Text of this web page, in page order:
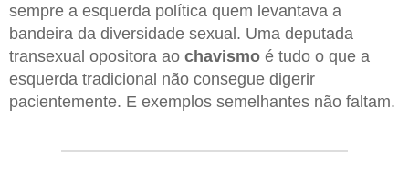
sempre a esquerda política quem levantava a
bandeira da diversidade sexual. Uma deputada
transexual opositora ao chavismo é tudo o que a
esquerda tradicional não consegue digerir
pacientemente. E exemplos semelhantes não faltam.